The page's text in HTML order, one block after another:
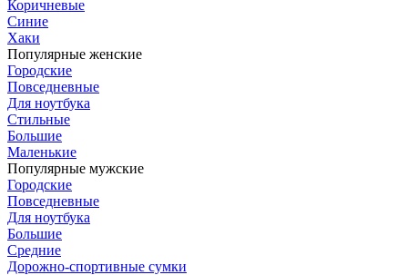
Коричневые
Синие
Хаки
Популярные женские
Городские
Повседневные
Для ноутбука
Стильные
Большие
Маленькие
Популярные мужские
Городские
Повседневные
Для ноутбука
Большие
Средние
Дорожно-спортивные сумки